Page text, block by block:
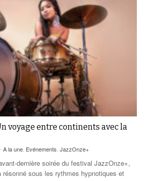
voyage entre continents avec la
A la une, Evénements, JazzOnze+
dernière soirée du festival JazzOnze+,
sous les rythmes hypnotiques et